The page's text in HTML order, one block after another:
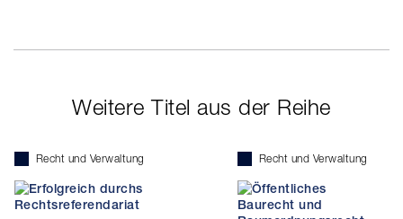
Weitere Titel aus der Reihe
Recht und Verwaltung Recht und Verwaltung